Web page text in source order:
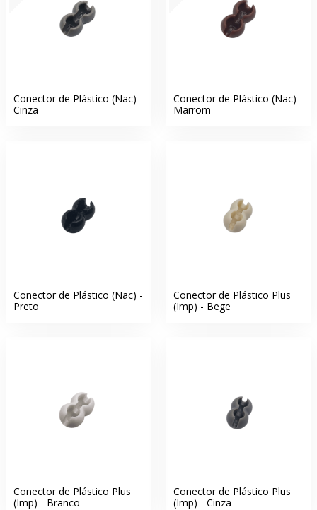
Conector de Plástico (Nac) -
Cinza
Conector de Plástico (Nac) -
Marrom
Conector de Plástico (Nac) -
Preto
Conector de Plástico Plus
(Imp) - Bege
Conector de Plástico Plus
(Imp) - Branco
Conector de Plástico Plus
(Imp) - Cinza